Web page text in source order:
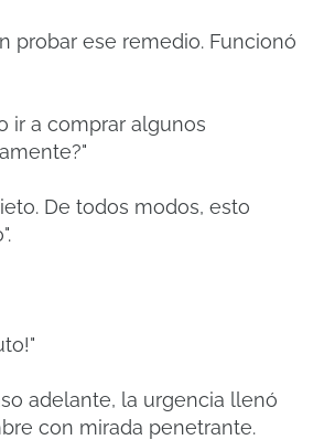
probar ese remedio. Funcionó
ir a comprar algunos
De todos modos, esto
adelante, la urgencia llenó
con mirada penetrante.